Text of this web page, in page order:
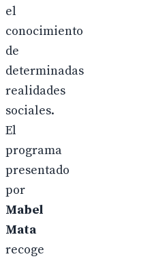
el
conocimiento
de
determinadas
realidades
sociales.
El
programa
presentado
por
Mabel
Mata
recoge